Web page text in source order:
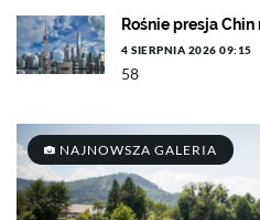
Rośnie presja
4 SIERPNIA 2026 09:15
58
NAJNOWSZA GALERIA